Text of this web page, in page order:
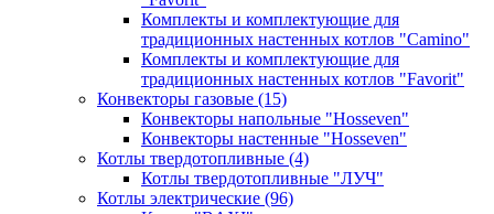
Комплекты и комплектующие для
традиционных настенных котлов "Camino"
Комплекты и комплектующие для
традиционных настенных котлов "Favorit"
Конвекторы газовые (15)
Конвекторы напольные "Hosseven"
Конвекторы настенные "Hosseven"
Котлы твердотопливные (4)
Котлы твердотопливные "ЛУЧ"
Котлы электрические (96)